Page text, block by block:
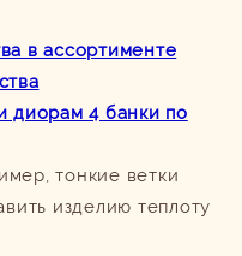
в ассортименте
диорам 4 банки по
тонкие ветки
изделию теплоту